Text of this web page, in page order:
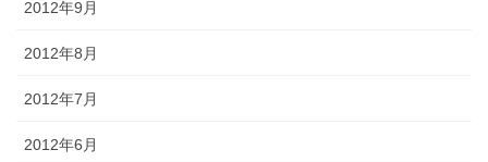
2012年9月
2012年8月
2012年7月
2012年6月